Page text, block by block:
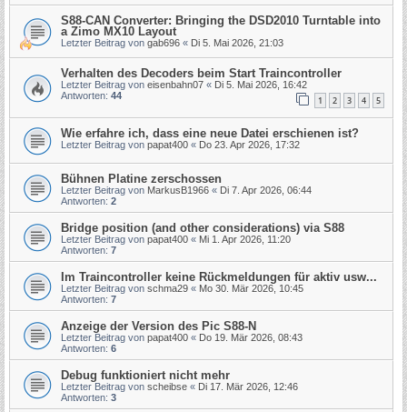
S88-CAN Converter: Bringing the DSD2010 Turntable into
a Zimo MX10 Layout
Letzter Beitrag von gab696 « Di 5. Mai 2026, 21:03
Verhalten des Decoders beim Start Traincontroller
Letzter Beitrag von eisenbahn07 « Di 5. Mai 2026, 16:42
Antworten: 44 1 2 3 4 5
Wie erfahre ich, dass eine neue Datei erschienen ist?
Letzter Beitrag von papat400 « Do 23. Apr 2026, 17:32
Bühnen Platine zerschossen
Letzter Beitrag von MarkusB1966 « Di 7. Apr 2026, 06:44
Antworten: 2
Bridge position (and other considerations) via S88
Letzter Beitrag von papat400 « Mi 1. Apr 2026, 11:20
Antworten: 7
Im Traincontroller keine Rückmeldungen für aktiv usw...
Letzter Beitrag von schma29 « Mo 30. Mär 2026, 10:45
Antworten: 7
Anzeige der Version des Pic S88-N
Letzter Beitrag von papat400 « Do 19. Mär 2026, 08:43
Antworten: 6
Debug funktioniert nicht mehr
Letzter Beitrag von scheibse « Di 17. Mär 2026, 12:46
Antworten: 3